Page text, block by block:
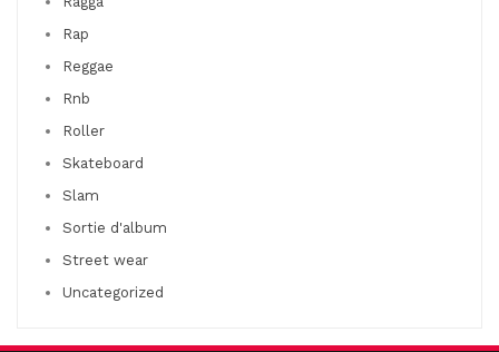
Rap
Reggae
Rnb
Roller
Skateboard
Slam
Sortie d'album
Street wear
Uncategorized